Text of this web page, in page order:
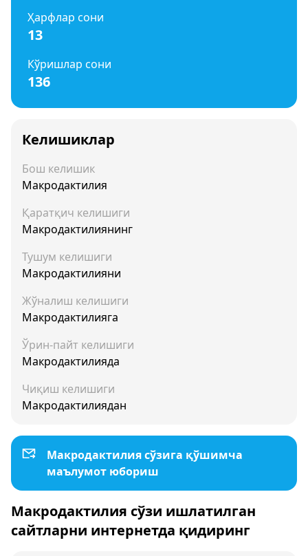
Ҳарфлар сони
13
Кўришлар сони
136
Келишиклар
Бош келишик
Макродактилия
Қаратқич келишиги
Макродактилиянинг
Тушум келишиги
Макродактилияни
Жўналиш келишиги
Макродактилияга
Ўрин-пайт келишиги
Макродактилияда
Чиқиш келишиги
Макродактилиядан
Макродактилия сўзига қўшимча
маълумот юбориш
Макродактилия сўзи ишлатилган
сайтларни интернетда қидиринг